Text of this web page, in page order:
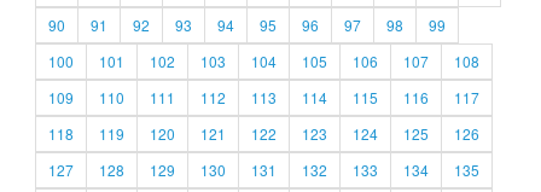
90
91 92 93 94 95 96 97 98
99
100
101 102 103 104 105 106 107
108
109
110 111 112 113 114 115 116
117
118
119 120 121 122 123 124 125
126
127
128 129 130 131 132 133 134
135